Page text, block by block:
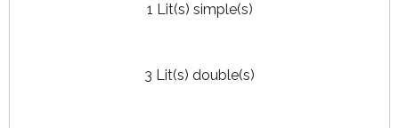
1 Lit(s) simple(s)
3 Lit(s) double(s)